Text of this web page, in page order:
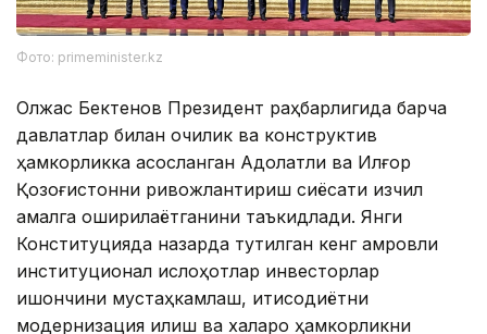
Фото: primeminister.kz
Олжас Бектенов Президент раҳбарлигида барча
давлатлар билан очиқлик ва конструктив
ҳамкорликка асосланган Адолатли ва Илғор
Қозоғистонни ривожлантириш сиёсати изчил
амалга оширилаётганини таъкидлади. Янги
Конституцияда назарда тутилган кенг қамровли
институционал ислоҳотлар инвесторлар
ишончини мустаҳкамлаш, иқтисодиётни
модернизация қилиш ва халқаро ҳамкорликни